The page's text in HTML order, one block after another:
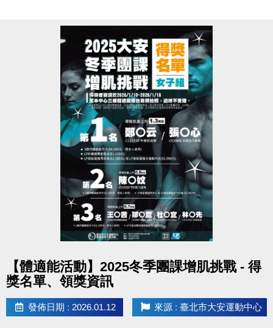
【體適能活動】2025冬季團課增肌挑戰 - 得
獎名單、領獎資訊
發佈日期 : 2026.01.12 來源 : 臺北市大安運動中心